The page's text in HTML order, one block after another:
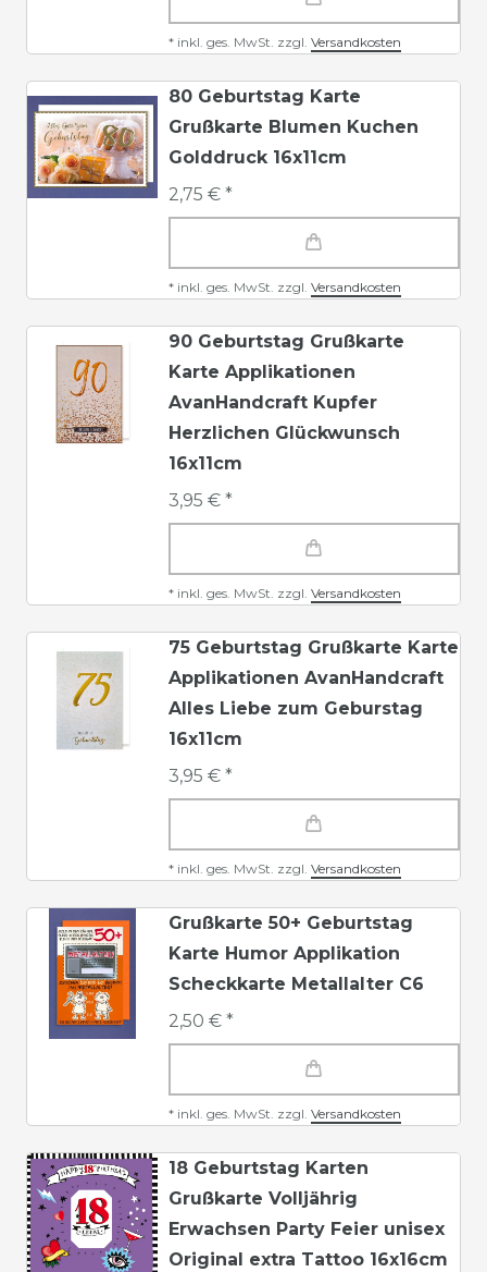
* inkl. ges. MwSt. zzgl. Versandkosten
80 Geburtstag Karte
Grußkarte Blumen Kuchen
Golddruck 16x11cm
2,75 € *
* inkl. ges. MwSt. zzgl. Versandkosten
90 Geburtstag Grußkarte
Karte Applikationen
AvanHandcraft Kupfer
Herzlichen Glückwunsch
16x11cm
3,95 € *
* inkl. ges. MwSt. zzgl. Versandkosten
75 Geburtstag Grußkarte Karte
Applikationen AvanHandcraft
Alles Liebe zum Geburstag
16x11cm
3,95 € *
* inkl. ges. MwSt. zzgl. Versandkosten
Grußkarte 50+ Geburtstag
Karte Humor Applikation
Scheckkarte Metallalter C6
2,50 € *
* inkl. ges. MwSt. zzgl. Versandkosten
18 Geburtstag Karten
Grußkarte Volljährig
Erwachsen Party Feier unisex
Original extra Tattoo 16x16cm